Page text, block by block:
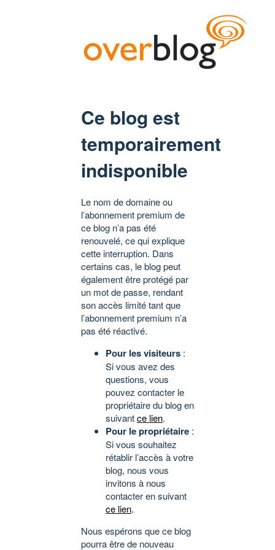
Ce blog est
temporairement
indisponible
Le nom de domaine ou
l’abonnement premium de
ce blog n’a pas été
renouvelé, ce qui explique
cette interruption. Dans
certains cas, le blog peut
également être protégé par
un mot de passe, rendant
son accès limité tant que
l’abonnement premium n’a
pas été réactivé.
Pour les visiteurs :
Si vous avez des
questions, vous
pouvez contacter le
propriétaire du blog en
suivantce lien.
Pour le propriétaire :
Si vous souhaitez
rétablir l’accès à votre
blog, nous vous
invitons à nous
contacter en suivant
ce lien.
Nous espérons que ce blog
pourra être de nouveau